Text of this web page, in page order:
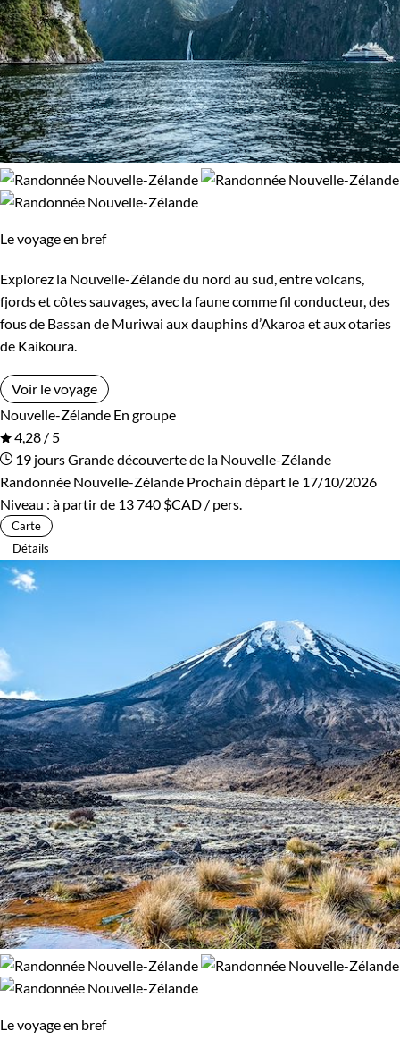
Les 6/9 ans Les 14/16 ans
Confort
Standard Supérieur
Haut de gamme
Forêts, collines, rivières et lacs
Le voyage en bref
Explorez la Nouvelle-Zélande du nord au sud, entre volcans,
fjords et côtes sauvages, avec la faune comme fil conducteur, des
fous de Bassan de Muriwai aux dauphins d’Akaroa et aux otaries
de Kaikoura.
Voir le voyage
Nouvelle-Zélande En groupe
4,28 / 5
19 joursGrande découverte de la Nouvelle-Zélande
Randonnée Nouvelle-Zélande Prochain départ le 17/10/2026
Niveau : à partir de 13 740 $CAD / pers.
Carte
Détails
Le voyage en bref